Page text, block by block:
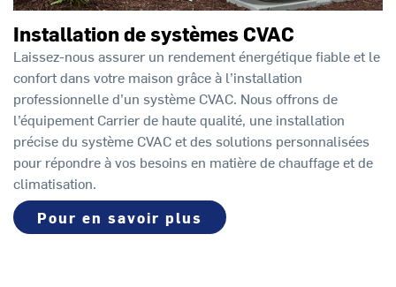
Installation de systèmes CVAC
Laissez-nous assurer un rendement énergétique fiable et le
confort dans votre maison grâce à l’installation
professionnelle d’un système CVAC. Nous offrons de
l’équipement Carrier de haute qualité, une installation
précise du système CVAC et des solutions personnalisées
pour répondre à vos besoins en matière de chauffage et de
climatisation.
Pour en savoir plus